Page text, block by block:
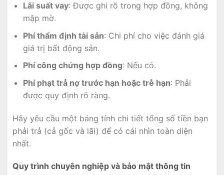
Lãi suất vay: Được ghi rõ trong hợp đồng, không
mập mờ.
Phí thẩm định tài sản: Chi phí cho việc đánh giá
giá trị bất động sản.
Phí công chứng hợp đồng: Nếu có.
Phí phạt trả nợ trước hạn hoặc trễ hạn: Phải
được quy định rõ ràng.
Hãy yêu cầu một bảng tính chi tiết tổng số tiền bạn
phải trả (cả gốc và lãi) để có cái nhìn toàn diện
nhất.
Quy trình chuyên nghiệp và bảo mật thông tin